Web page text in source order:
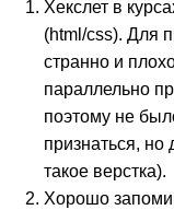
Хекслет в
(html/css). Для
странно и
параллельно
поэтому не
признаться, но
такое верстка).
Хорошо